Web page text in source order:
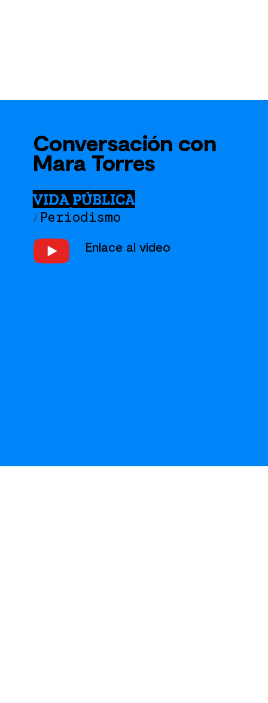
Conversación con
Mara Torres
VIDA PÚBLICA
/ Periodismo
Enlace al video